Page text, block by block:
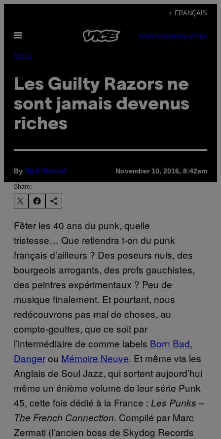
content
+ FRANÇAIS
Open
SUBSCRIBENEWSLETTER
Music
Les Guilty Razors ne
sont jamais devenus
riches
By Rod Glacial November 10, 2016, 8:42am
Share:
Fêter les 40 ans du punk, quelle
tristesse… Que retiendra t-on du punk
français d’ailleurs ? Des poseurs nuls, des
bourgeois arrogants, des profs gauchistes,
des peintres expérimentaux ? Peu de
musique finalement. Et pourtant, nous
redécouvrons pas mal de choses, au
compte-gouttes, que ce soit par
l’intermédiaire de comme labels Born Bad,
Dangerou Mémoire Neuve. Et même via les
Anglais de Soul Jazz, qui sortent aujourd’hui
même un énième volume de leur série Punk
45, cette fois dédié à la France : Les Punks –
The French Connection. Compilé par Marc
Zermati (l’ancien boss de Skydog Records